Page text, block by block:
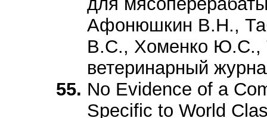
Афонюшкин В.Н.,
В.С., Хоменко Ю.С.,
ветеринарный
No Evidence of a
Specific to World